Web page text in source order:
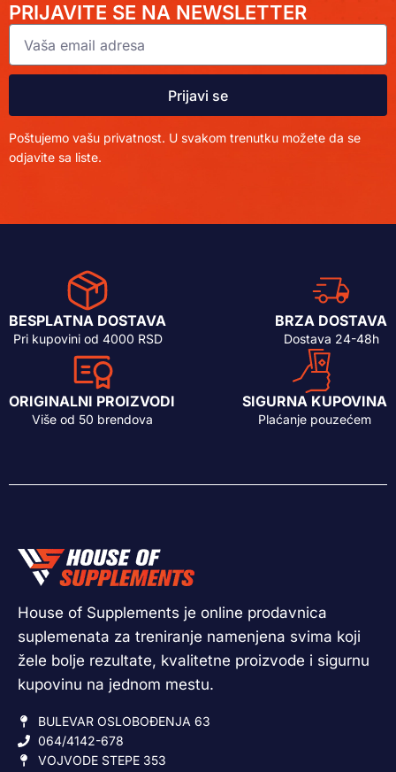
PRIJAVITE SE NA NEWSLETTER
Prijavi se
Poštujemo vašu privatnost. U svakom trenutku možete da se
odjavite sa liste.
BESPLATNA DOSTAVA
Pri kupovini od 4000 RSD
BRZA DOSTAVA
Dostava 24-48h
ORIGINALNI PROIZVODI
Više od 50 brendova
SIGURNA KUPOVINA
Plaćanje pouzećem
House of Supplements je online prodavnica
suplemenata za treniranje namenjena svima koji
žele bolje rezultate, kvalitetne proizvode i sigurnu
kupovinu na jednom mestu.
BULEVAR OSLOBOĐENJA 63
064/4142-678
VOJVODE STEPE 353